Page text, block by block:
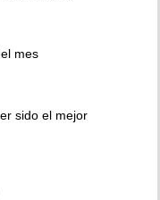
mes
sido el mejor